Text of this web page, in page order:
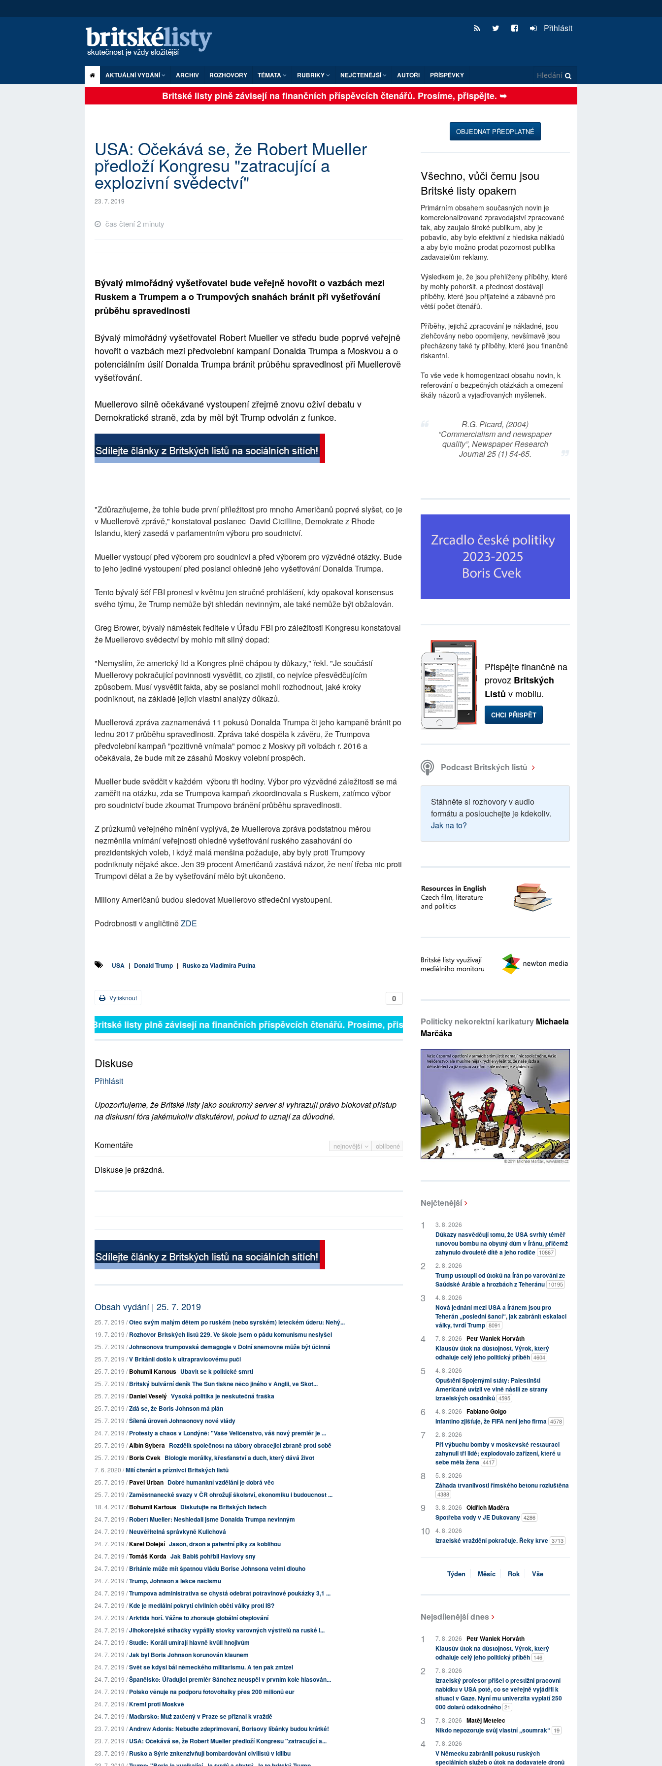
Přihlásit
AKTUÁLNÍ VYDÁNÍ ARCHIV ROZHOVORY TÉMATA RUBRIKY NEJČTENĚJŠÍ AUTOŘI PŘÍSPĚVKY
Britské listy plně závisejí na finančních příspěvcích čtenářů. Prosíme, přispějte. ➥
USA: Očekává se, že Robert Mueller
předloží Kongresu "zatracující a
explozivní svědectví"
23. 7. 2019
čas čtení 2 minuty
Bývalý mimořádný vyšetřovatel bude veřejně hovořit o vazbách mezi
Ruskem a Trumpem a o Trumpových snahách bránit při vyšetřování
průběhu spravedlnosti
Bývalý mimořádný vyšetřovatel Robert Mueller ve středu bude poprvé veřejně
hovořit o vazbách mezi předvolební kampaní Donalda Trumpa a Moskvou a o
potenciálním úsilí Donalda Trumpa bránit průběhu spravedlnost při Muellerově
vyšetřování.
Muellerovo silně očekávané vystoupení zřejmě znovu oživí debatu v
Demokratické straně, zda by měl být Trump odvolán z funkce.
"Zdůrazňujeme, že tohle bude první příležitost pro mnoho Američanů poprvé slyšet, co je
v Muellerově zprávě," konstatoval poslanec David Cicilline, Demokrate z Rhode
Islandu, který zasedá v parlamentním výboru pro soudnictví.
Mueller vystoupí před výborem pro soudnicví a před výborem pro výzvědné otázky. Bude
to jeho jediné vystoupení před poslanci ohledně jeho vyšetřování Donalda Trumpa.
Tento bývalý šéf FBI pronesl v květnu jen stručné prohlášení, kdy opakoval konsensus
svého týmu, že Trump nemůže být shledán nevinným, ale také nemůže být obžalován.
Greg Brower, bývalý náměstek ředitele v Úřadu FBI pro záležitosti Kongresu konstatoval
že Muellerovo svědectví by mohlo mít silný dopad:
"Nemyslím, že americký lid a Kongres plně chápou ty důkazy," řekl. "Je součástí
Muellerovy pokračující povinnosti vysvětlit, co zjistil, co nejvíce přesvědčujícím
způsobem. Musí vysvětlit fakta, aby se poslanci mohli rozhodnout, jaké kroky
podniknout, na základě jejich vlastní analýzy důkazů.
Muellerová zpráva zaznamenává 11 pokusů Donalda Trumpa či jeho kampaně bránit po
lednu 2017 průběhu spravedlnosti. Zpráva také dospěla k závěru, že Trumpova
předvolební kampaň "pozitivně vnímala" pomoc z Moskvy při volbách r. 2016 a
očekávala, že bude mít ze zásahů Moskvy volební prospěch.
Mueller bude svědčit v každém výboru tři hodiny. Výbor pro výzvědné záležitosti se má
zaměřit na otázku, zda se Trumpova kampaň zkoordinovala s Ruskem, zatímco výbor
pro soudnictví bude zkoumat Trumpovo bránění průběhu spravedlnosti.
Z průzkumů veřejného mínění vyplývá, že Muellerova zpráva podstatnou měrou
nezměnila vnímání veřejnosti ohledně vyšetřování ruského zasahování do
prezidentských voleb, i když malá menšina požaduje, aby byly proti Trumpovy
podniknuty nějaké akce. Jen 39 procent Američanů zastává názor, že není třeba nic proti
Trumpovi dělat a že by vyšetřování mělo být ukončeno.
Miliony Američanů budou sledovat Muellerovo středeční vystoupení.
Podrobnosti v angličtiněZDE
USA | Donald Trump | Rusko za Vladimíra Putina
0
Vytisknout
Britské listy plně závisejí na finančních příspěvcích čtenářů. Prosíme, přispějte. ➥
Diskuse
Přihlásit
Upozorňujeme, že Britské listy jako soukromý server si vyhrazují právo blokovat přístup
na diskusní fóra jakémukoliv diskutérovi, pokud to uznají za důvodné.
nejnovější oblíbené
Komentáře
Diskuse je prázdná.
Obsah vydání | 25. 7. 2019
25. 7. 2019 /Otec svým malým dětem po ruském (nebo syrském) leteckém úderu: Nehý...
19. 7. 2019 /Rozhovor Britských listů 229. Ve škole jsem o pádu komunismu neslyšel
25. 7. 2019 /Johnsonova trumpovská demagogie v Dolní sněmovně může být účinná
25. 7. 2019 /V Británii došlo k ultrapravicovému puči
25. 7. 2019 /Bohumil Kartous Ubavit se k politické smrti
25. 7. 2019 /Britský bulvární deník The Sun tiskne něco jiného v Anglii, ve Skot...
25. 7. 2019 /Daniel Veselý Vysoká politika je neskutečná fraška
25. 7. 2019 /Zdá se, že Boris Johnson má plán
25. 7. 2019 /Šílená úroveň Johnsonovy nové vlády
24. 7. 2019 /Protesty a chaos v Londýně: "Vaše Veličenstvo, váš nový premiér je ...
25. 7. 2019 /Albín Sybera Rozdělit společnost na tábory obracející zbraně proti sobě
25. 7. 2019 /Boris Cvek Biologie morálky, křesťanství a duch, který dává život
7. 6. 2020 /Milí čtenáři a příznivci Britských listů
25. 7. 2019 /Pavel Urban Dobré humanitní vzdělání je dobrá věc
25. 7. 2019 /Zaměstnanecké svazy v ČR ohrožují školství, ekonomiku i budoucnost ...
18. 4. 2017 /Bohumil Kartous Diskutujte na Britských listech
24. 7. 2019 /Robert Mueller: Neshledali jsme Donalda Trumpa nevinným
24. 7. 2019 /Neuvěřitelná správkyně Kulichová
24. 7. 2019 /Karel Dolejší Jasoň, drsoň a patentní plky za koblihou
24. 7. 2019 /Tomáš Korda Jak Babiš pohřbil Havlovy sny
24. 7. 2019 /Británie může mít špatnou vládu Borise Johnsona velmi dlouho
24. 7. 2019 /Trump, Johnson a lekce nacismu
24. 7. 2019 /Trumpova administrativa se chystá odebrat potravinové poukázky 3,1 ...
24. 7. 2019 /Kde je mediální pokrytí civilních obětí války proti IS?
24. 7. 2019 /Arktida hoří. Vážně to zhoršuje globální oteplování
24. 7. 2019 /Jihokorejské stíhačky vypálily stovky varovných výstřelů na ruské l...
24. 7. 2019 /Studie: Koráli umírají hlavně kvůli hnojivům
24. 7. 2019 /Jak byl Boris Johnson korunován klaunem
24. 7. 2019 /Svět se kdysi bál německého militarismu. A ten pak zmizel
24. 7. 2019 /Španělsko: Úřadující premiér Sánchez neuspěl v prvním kole hlasován...
24. 7. 2019 /Polsko věnuje na podporu fotovoltaiky přes 200 milionů eur
24. 7. 2019 /Kreml proti Moskvě
24. 7. 2019 /Maďarsko: Muž zatčený v Praze se přiznal k vraždě
23. 7. 2019 /Andrew Adonis: Nebuďte zdeprimovaní, Borisovy líbánky budou krátké!
23. 7. 2019 /USA: Očekává se, že Robert Mueller předloží Kongresu "zatracující a...
23. 7. 2019 /Rusko a Sýrie znitenzivňují bombardování civilistů v Idlibu
OBJEDNAT PŘEDPLATNÉ
Všechno, vůči čemu jsou
Britské listy opakem
Primárním obsahem současných novin je
komercionalizované zpravodajství zpracované
tak, aby zaujalo široké publikum, aby je
pobavilo, aby bylo efektivní z hlediska nákladů
a aby bylo možno prodat pozornost publika
zadavatelům reklamy.
Výsledkem je, že jsou přehlíženy příběhy, které
by mohly pohoršit, a přednost dostávají
příběhy, které jsou přijatelné a zábavné pro
větší počet čtenářů.
Příběhy, jejichž zpracování je nákladné, jsou
zlehčovány nebo opomíjeny, nevšímavě jsou
přecházeny také ty příběhy, které jsou finančně
riskantní.
To vše vede k homogenizaci obsahu novin, k
referování o bezpečných otázkách a omezení
škály názorů a vyjadřovaných myšlenek.
R.G. Picard, (2004)
“Commercialism and newspaper
quality”, Newspaper Research
Journal 25 (1) 54-65.
Přispějte finančně na
provoz Britských
Listů v mobilu.
CHCI PŘISPĚT
Podcast Britských listů
Stáhněte si rozhovory v audio
formátu a poslouchejte je kdekoliv.
Jak na to?
Politicky nekorektní karikatury Michaela
Marčáka
Nejčtenější
3. 8. 2026
Důkazy nasvědčují tomu, že USA svrhly téměř
tunovou bombu na obytný dům v Íránu, přičemž
zahynulo dvouleté dítě a jeho rodiče 10867
2. 8. 2026
Trump ustoupil od útoků na Írán po varování ze
Saúdské Arábie a hrozbách z Teheránu 10195
4. 8. 2026
Nová jednání mezi USA a Íránem jsou pro
Teherán „poslední šancí“, jak zabránit eskalaci
války, tvrdí Trump 8091
7. 8. 2026
Petr Waniek Horváth
Klausův útok na důstojnost. Výrok, který
odhaluje celý jeho politický příběh 4604
4. 8. 2026
Opuštěni Spojenými státy: Palestinští
Američané uvízli ve vlně násilí ze strany
izraelských osadníků 4595
4. 8. 2026 Fabiano Golgo
Infantino zjišťuje, že FIFA není jeho firma 4578
2. 8. 2026
Při výbuchu bomby v moskevské restauraci
zahynuli tři lidé; explodovalo zařízení, které u
sebe měla žena 4417
5. 8. 2026
Záhada trvanlivosti římského betonu rozluštěna
4388
3. 8. 2026 Oldřich Maděra
Spotřeba vody v JE Dukovany 4286
4. 8. 2026
Izraelské vraždění pokračuje. Řeky krve 3713
Týden Měsíc Rok Vše
Nejsdílenější dnes
7. 8. 2026
Petr Waniek Horváth
Klausův útok na důstojnost. Výrok, který
odhaluje celý jeho politický příběh 146
7. 8. 2026
Izraelský profesor přišel o prestižní pracovní
nabídku v USA poté, co se veřejně vyjádřil k
situaci v Gaze. Nyní mu univerzita vyplatí 250
000 dolarů odškodného 21
7. 8. 2026 Matěj Metelec
Nikdo nepozoruje svůj vlastní „soumrak“ 19
7. 8. 2026
V Německu zabránili pokusu ruských
speciálních služeb o útok na dodavatele dronů